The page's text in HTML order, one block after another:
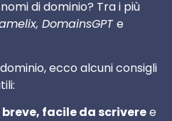
di dominio? Tra i più
DomainsGPTe
ecco alcuni consigli
facile da scriveree